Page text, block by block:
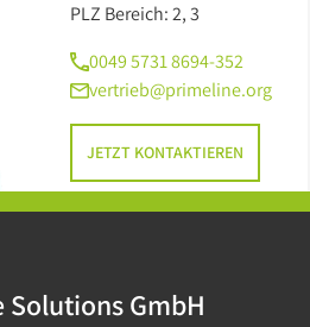
PLZ Bereich: 2, 3
0049 5731 8694-352
vertrieb@primeline.org
JETZT KONTAKTIEREN
GmbH